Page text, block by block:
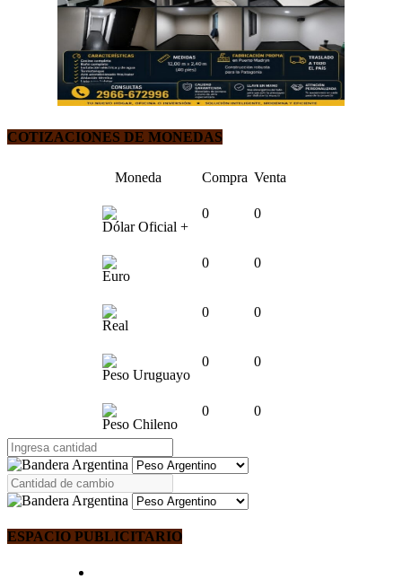
COTIZACIONES DE MONEDAS
Moneda Compra Venta
Dólar Oficial +
0 0
Euro
0 0
Real
0 0
Peso Uruguayo
0 0
Peso Chileno
0 0
ESPACIO PUBLICITARIO